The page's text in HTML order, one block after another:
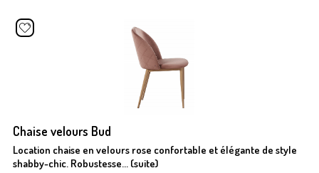
Chaise velours Bud
Location chaise en velours rose confortable et élégante de style
shabby-chic. Robustesse... (suite)